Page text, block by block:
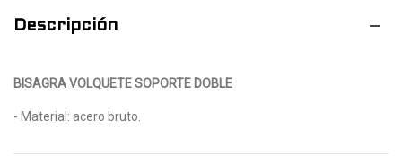
Descripción
BISAGRA VOLQUETE SOPORTE DOBLE
- Material: acero bruto.